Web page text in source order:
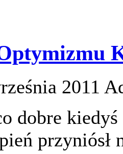
2011
dobre
przyniósł